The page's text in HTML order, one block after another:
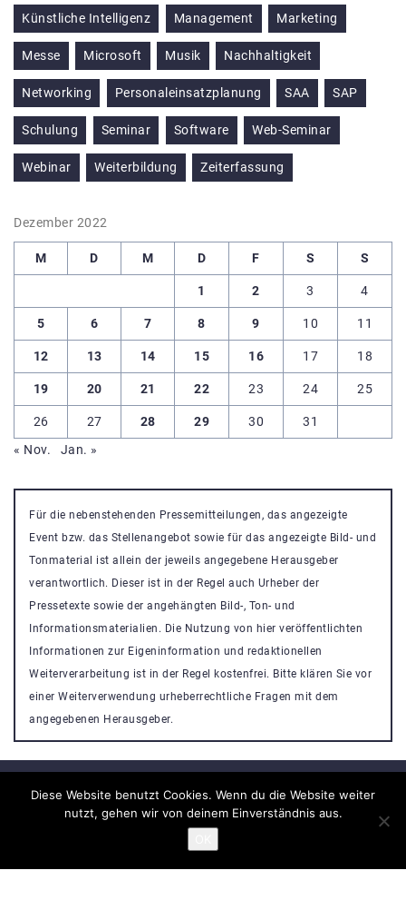
Künstliche Intelligenz Management Marketing
Messe Microsoft Musik Nachhaltigkeit
Networking Personaleinsatzplanung SAA SAP
Schulung Seminar Software Web-Seminar
Webinar Weiterbildung Zeiterfassung
Dezember 2022
M D M D F S S
1 2 3 4
5 6 7 8 9 10 11
12 13 14 15 16 17 18
19 20 21 22 23 24 25
26 27 28 29 30
31
« Nov.
Jan. »
Für die nebenstehenden Pressemitteilungen, das angezeigte
Event bzw. das Stellenangebot sowie für das angezeigte Bild- und
Tonmaterial ist allein der jeweils angegebene Herausgeber
verantwortlich. Dieser ist in der Regel auch Urheber der
Pressetexte sowie der angehängten Bild-, Ton- und
Informationsmaterialien. Die Nutzung von hier veröffentlichten
Informationen zur Eigeninformation und redaktionellen
Weiterverarbeitung ist in der Regel kostenfrei. Bitte klären Sie vor
einer Weiterverwendung urheberrechtliche Fragen mit dem
angegebenen Herausgeber.
Veranstaltung Portal
Nikosa WordPress Theme
Diese Website benutzt Cookies. Wenn du die Website weiter
nutzt, gehen wir von deinem Einverständnis aus.